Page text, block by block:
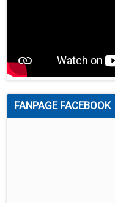
FANPAGE FACEBOOK